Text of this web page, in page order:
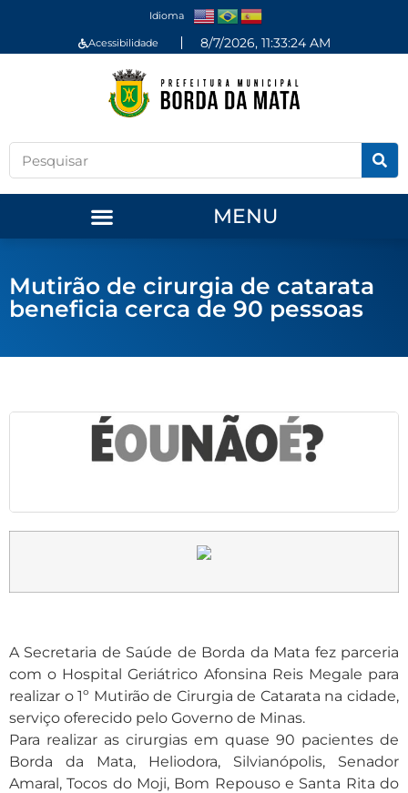
Idioma
Acessibilidade 8/7/2026, 11:33:24 AM
MENU
Mutirão de cirurgia de catarata
beneficia cerca de 90 pessoas
A Secretaria de Saúde de Borda da Mata fez parceria
com o Hospital Geriátrico Afonsina Reis Megale para
realizar o 1º Mutirão de Cirurgia de Catarata na cidade,
serviço oferecido pelo Governo de Minas.
Para realizar as cirurgias em quase 90 pacientes de
Borda da Mata, Heliodora, Silvianópolis, Senador
Amaral, Tocos do Moji, Bom Repouso e Santa Rita do